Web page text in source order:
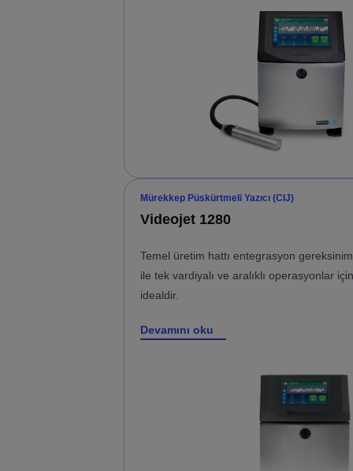
Mürekkep Püskürtmeli Yazıcı (CIJ)
Videojet 1280
Temel üretim hattı entegrasyon
ile tek vardiyalı ve aralıklı operasyonlar için
idealdir.
Devamını oku